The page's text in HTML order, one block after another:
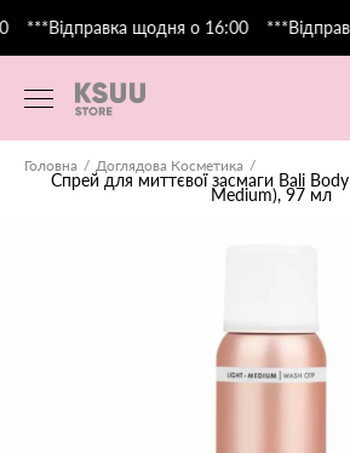
***Відправка щодня о 16:00
Головна Доглядова Косметика
Спрей для миттєвої засмаги Bali
Medium), 97 мл